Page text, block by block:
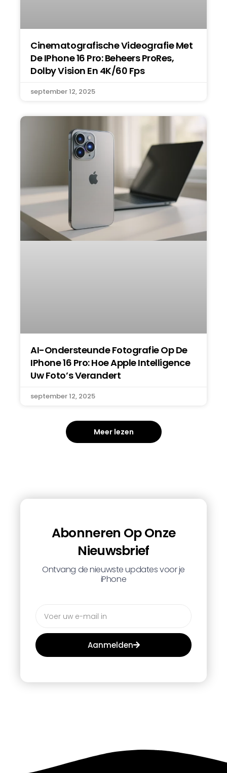
Cinematografische Videografie Met
De IPhone 16 Pro: Beheers ProRes,
Dolby Vision En 4K/60 Fps
september 12, 2025
AI-Ondersteunde Fotografie Op De
IPhone 16 Pro: Hoe Apple Intelligence
Uw Foto’s Verandert
september 12, 2025
Meer lezen
Abonneren Op Onze
Nieuwsbrief
Ontvang de nieuwste updates voor je
iPhone
Aanmelden